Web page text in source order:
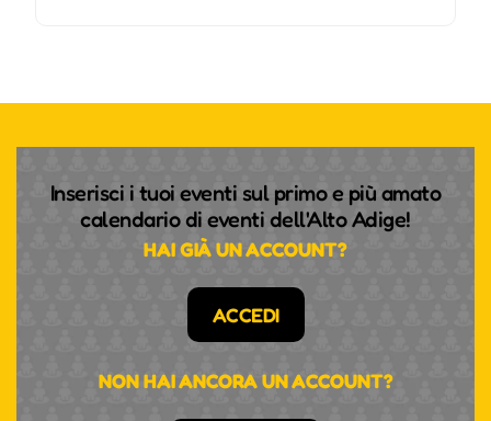
Inserisci i tuoi eventi sul primo e più amato
calendario di eventi dell'Alto Adige!
HAI GIÀ UN ACCOUNT?
ACCEDI
NON HAI ANCORA UN ACCOUNT?